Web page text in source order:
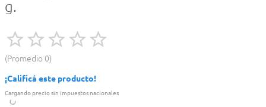
g.
Promedio 0
¡Calificá este producto!
Cargando precio sin impuestos nacionales